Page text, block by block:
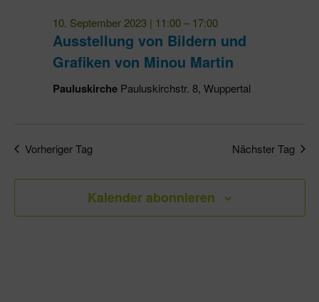
Ausstellung von Bildern und
Grafiken von Minou Martin
10. September 2023 | 11:00–17:00
Pauluskirche Pauluskirchstr. 8, Wuppertal
Vorheriger Tag Nächster Tag
Kalender abonnieren